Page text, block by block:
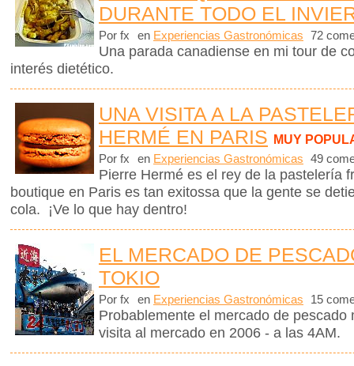
DURANTE TODO EL
Por fx en Experiencias Gastronómicas 72
Una parada canadiense en mi tour de
interés dietético.
UNA VISITA A LA
HERMÉ EN PARIS MUY
Por fx en Experiencias Gastronómicas 49
Pierre Hermé es el rey de la pastelería
boutique en Paris es tan exitossa que la gente se
cola. ¡Ve lo que hay dentro!
EL MERCADO DE
TOKIO
Por fx en Experiencias Gastronómicas 15
Probablemente el mercado de
visita al mercado en 2006 - a las 4AM.